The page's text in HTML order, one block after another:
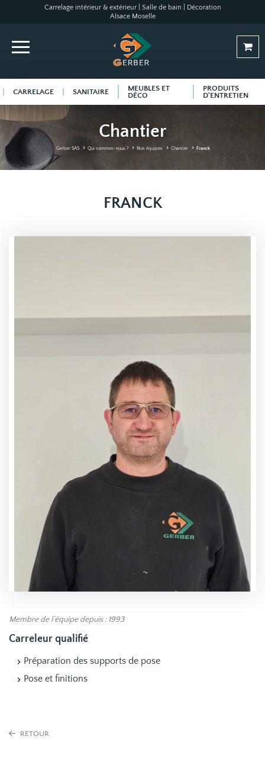
Carrelage intérieur & extérieur | Salle de bain | Décoration
Alsace Moselle
CARRELAGE SANITAIRE
MEUBLES ET
DÉCO
PRODUITS
D'ENTRETIEN
Chantier
Gerber SAS Qui sommes-nous ? Nos équipes Chantier Franck
FRANCK
Membre de l’équipe depuis : 1993
Carreleur qualifié
Préparation des supports de pose
Pose et finitions
RETOUR